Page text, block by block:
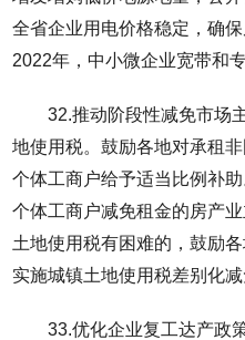
全省企业用电价格稳定，确
2022年，中小微企业宽带和
32.推动阶段性减免市场
地使用税。鼓励各地对承租
个体工商户给予适当比例补
个体工商户减免租金的房产
土地使用税有困难的，鼓励
实施城镇土地使用税差别化减
33.优化企业复工达产政